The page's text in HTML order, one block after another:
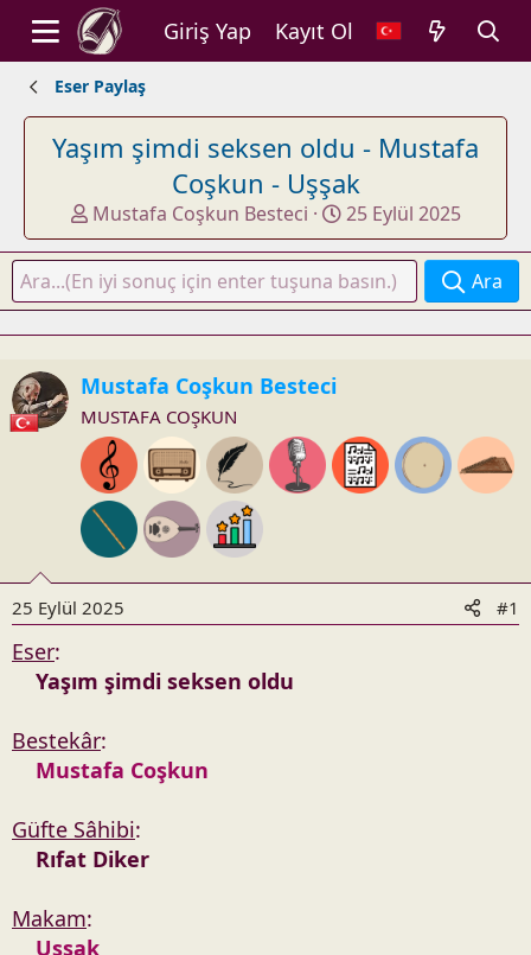
Giriş Yap Kayıt Ol
Eser Paylaş
Yaşım şimdi seksen oldu - Mustafa
Coşkun - Uşşak
K
o
n
u
y
u
a
ş
l
a
t
a
n
Mustafa Coşkun Besteci
B
a
ş
l
a
n
t
a
r
i
25 Eylül 2025
Ara
Mustafa Coşkun Besteci
MUSTAFA COŞKUN
25 Eylül 2025 #1
Eser:
Yaşım şimdi seksen oldu
Bestekâr:
Mustafa Coşkun
Güfte Sâhibi:
Rıfat Diker
Makam:
Uşşak